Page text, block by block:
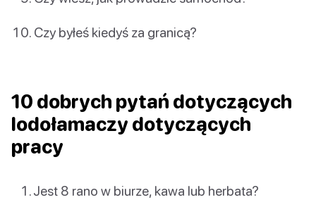
Czy byłeś kiedyś za granicą?
10 dobrych pytań dotyczących
lodołamaczy dotyczących
pracy
Jest 8 rano w biurze, kawa lub herbata?